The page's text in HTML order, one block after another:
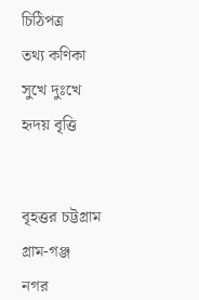
চিঠিপত্র
তথ্য কণিকা
সুখে দুঃখে
হৃদয় বৃত্তি
বৃহত্তর চট্টগ্রাম
গ্রাম-গঞ্জ
নগর